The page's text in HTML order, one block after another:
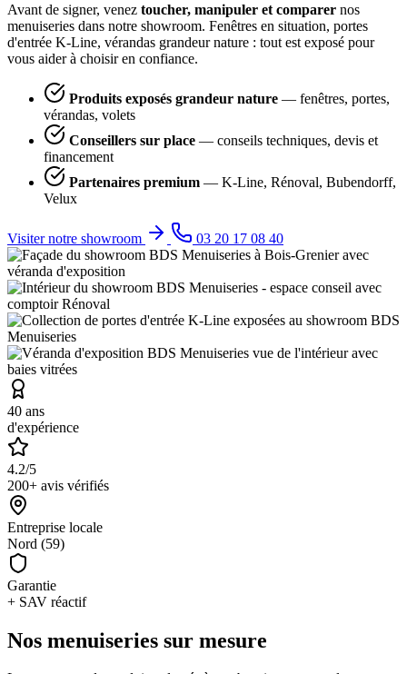
Avant de signer, venez toucher, manipuler et comparer nos
menuiseries dans notre showroom. Fenêtres en situation, portes
d'entrée K-Line, vérandas grandeur nature : tout est exposé pour
vous aider à choisir en confiance.
Produits exposés grandeur nature — fenêtres, portes,
vérandas, volets
Conseillers sur place — conseils techniques, devis et
financement
Partenaires premium — K-Line, Rénoval, Bubendorff,
Velux
Visiter notre showroom 03 20 17 08 40
40 ans
d'expérience
4.2/5
200+ avis vérifiés
Entreprise locale
Nord (59)
Garantie
+ SAV réactif
Nos menuiseries sur mesure